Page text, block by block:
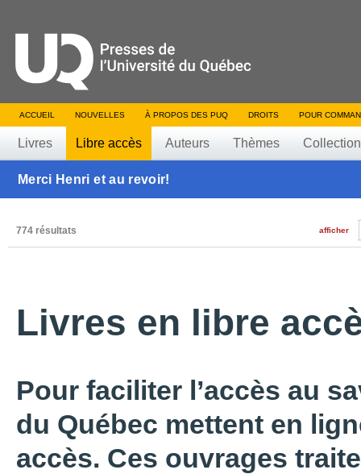
ACCUEIL NOUVELLES À PROPOS DES PUQ DROITS POUR
Livres Libre accès Auteurs Thèmes
Merci Henri et au revoir!
774 résultats afficher
Livres en libre
Pour faciliter l’accès au
du Québec mettent en
accès. Ces ouvrages